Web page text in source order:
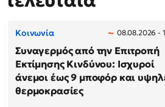
Κοινωνία 08.08.2026 -
Συναγερμός από την Επιτροπή
Εκτίμησης Κινδύνου: Ισχυροί
άνεμοι έως 9 μποφόρ και
θερμοκρασίες